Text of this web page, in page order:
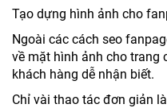
Tạo dựng hình ảnh cho
Ngoài các cách seo
về mặt hình ảnh cho trang
khách hàng dễ nhận biết.
Chỉ vài thao tác đơn giản